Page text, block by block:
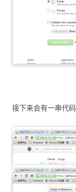
接下来会有一串代